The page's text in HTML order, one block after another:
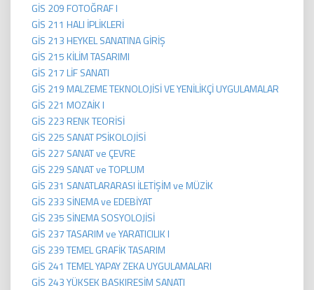
GİS 209 FOTOĞRAF I
GİS 211 HALI İPLİKLERİ
GİS 213 HEYKEL SANATINA GİRİŞ
GİS 215 KİLİM TASARIMI
GİS 217 LİF SANATI
GİS 219 MALZEME TEKNOLOJİSİ VE YENİLİKÇİ UYGULAMALAR
GİS 221 MOZAİK I
GİS 223 RENK TEORİSİ
GİS 225 SANAT PSİKOLOJİSİ
GİS 227 SANAT ve ÇEVRE
GİS 229 SANAT ve TOPLUM
GİS 231 SANATLARARASI İLETİŞİM ve MÜZİK
GİS 233 SİNEMA ve EDEBİYAT
GİS 235 SİNEMA SOSYOLOJİSİ
GİS 237 TASARIM ve YARATICILIK I
GİS 239 TEMEL GRAFİK TASARIM
GİS 241 TEMEL YAPAY ZEKA UYGULAMALARI
GİS 243 YÜKSEK BASKIRESİM SANATI